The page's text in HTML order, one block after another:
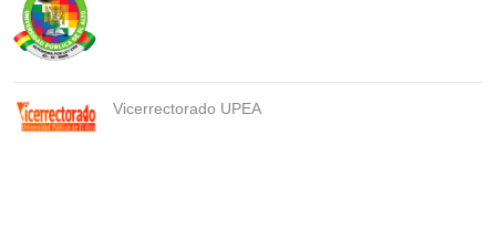
Vicerrectorado UPEA